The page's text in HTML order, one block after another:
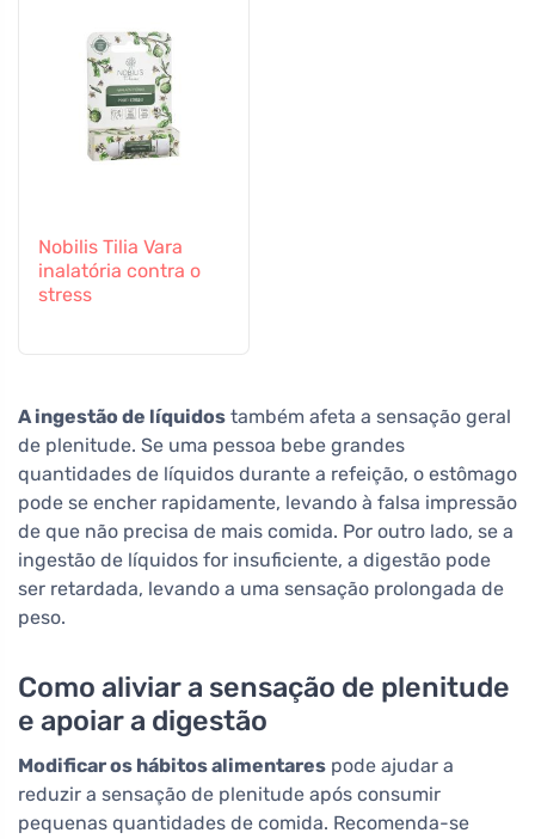
Nobilis Tilia Vara
inalatória contra o
stress
A ingestão de líquidos também afeta a sensação geral
de plenitude. Se uma pessoa bebe grandes
quantidades de líquidos durante a refeição, o estômago
pode se encher rapidamente, levando à falsa impressão
de que não precisa de mais comida. Por outro lado, se a
ingestão de líquidos for insuficiente, a digestão pode
ser retardada, levando a uma sensação prolongada de
peso.
Como aliviar a sensação de plenitude
e apoiar a digestão
Modificar os hábitos alimentares pode ajudar a
reduzir a sensação de plenitude após consumir
pequenas quantidades de comida. Recomenda-se